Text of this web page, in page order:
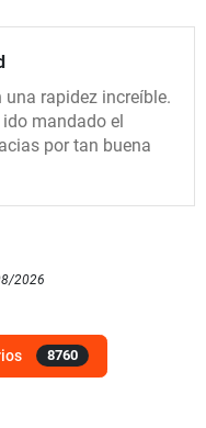
rapidez increíble.
mandado el
por tan buena
2026
8760